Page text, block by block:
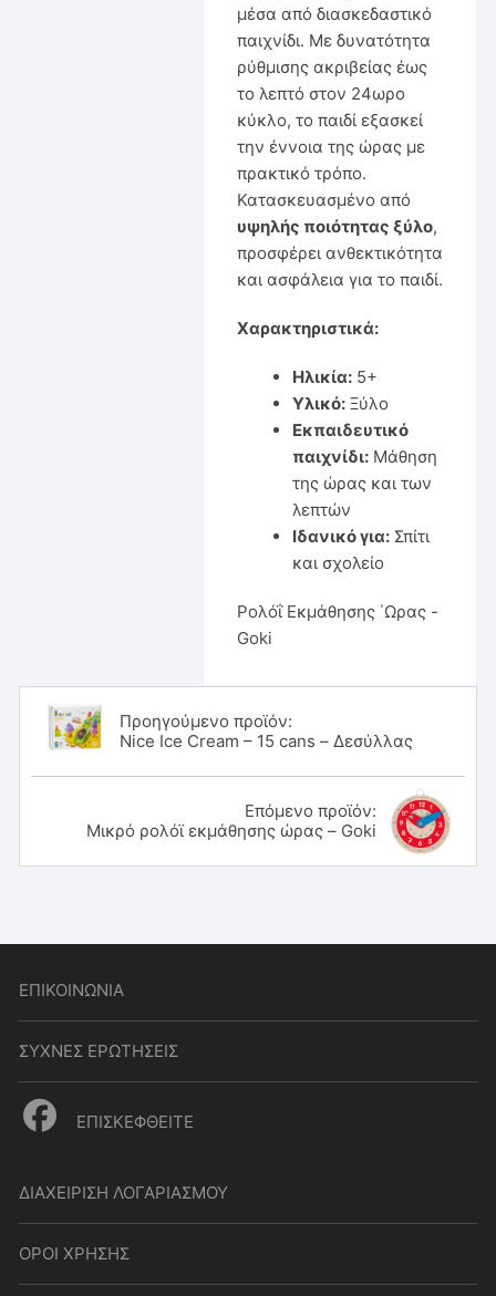
μέσα από διασκεδαστικό
παιχνίδι. Με δυνατότητα
ρύθμισης ακριβείας έως
το λεπτό στον 24ωρο
κύκλο, το παιδί εξασκεί
την έννοια της ώρας με
πρακτικό τρόπο.
Κατασκευασμένο από
υψηλής ποιότητας ξύλο,
προσφέρει ανθεκτικότητα
και ασφάλεια για το παιδί.
Χαρακτηριστικά:
Ηλικία:5+
Υλικό:Ξύλο
Εκπαιδευτικό
παιχνίδι:Μάθηση
της ώρας και των
λεπτών
Ιδανικό για:Σπίτι
και σχολείο
Ρολόΐ Εκμάθησης ΄Ωρας -
Goki
Προηγούμενο προϊόν:
Nice Ice Cream – 15 cans – Δεσύλλας
Επόμενο προϊόν:
Μικρό ρολόϊ εκμάθησης ώρας – Goki
ΕΠΙΚΟΙΝΩΝΙΑ
ΣΥΧΝΕΣ ΕΡΩΤΗΣΕΙΣ
ΕΠΙΣΚΕΦΘΕΙΤΕ
ΔΙΑΧΕΙΡΙΣΗ ΛΟΓΑΡΙΑΣΜΟΥ
ΟΡΟΙ ΧΡΗΣΗΣ